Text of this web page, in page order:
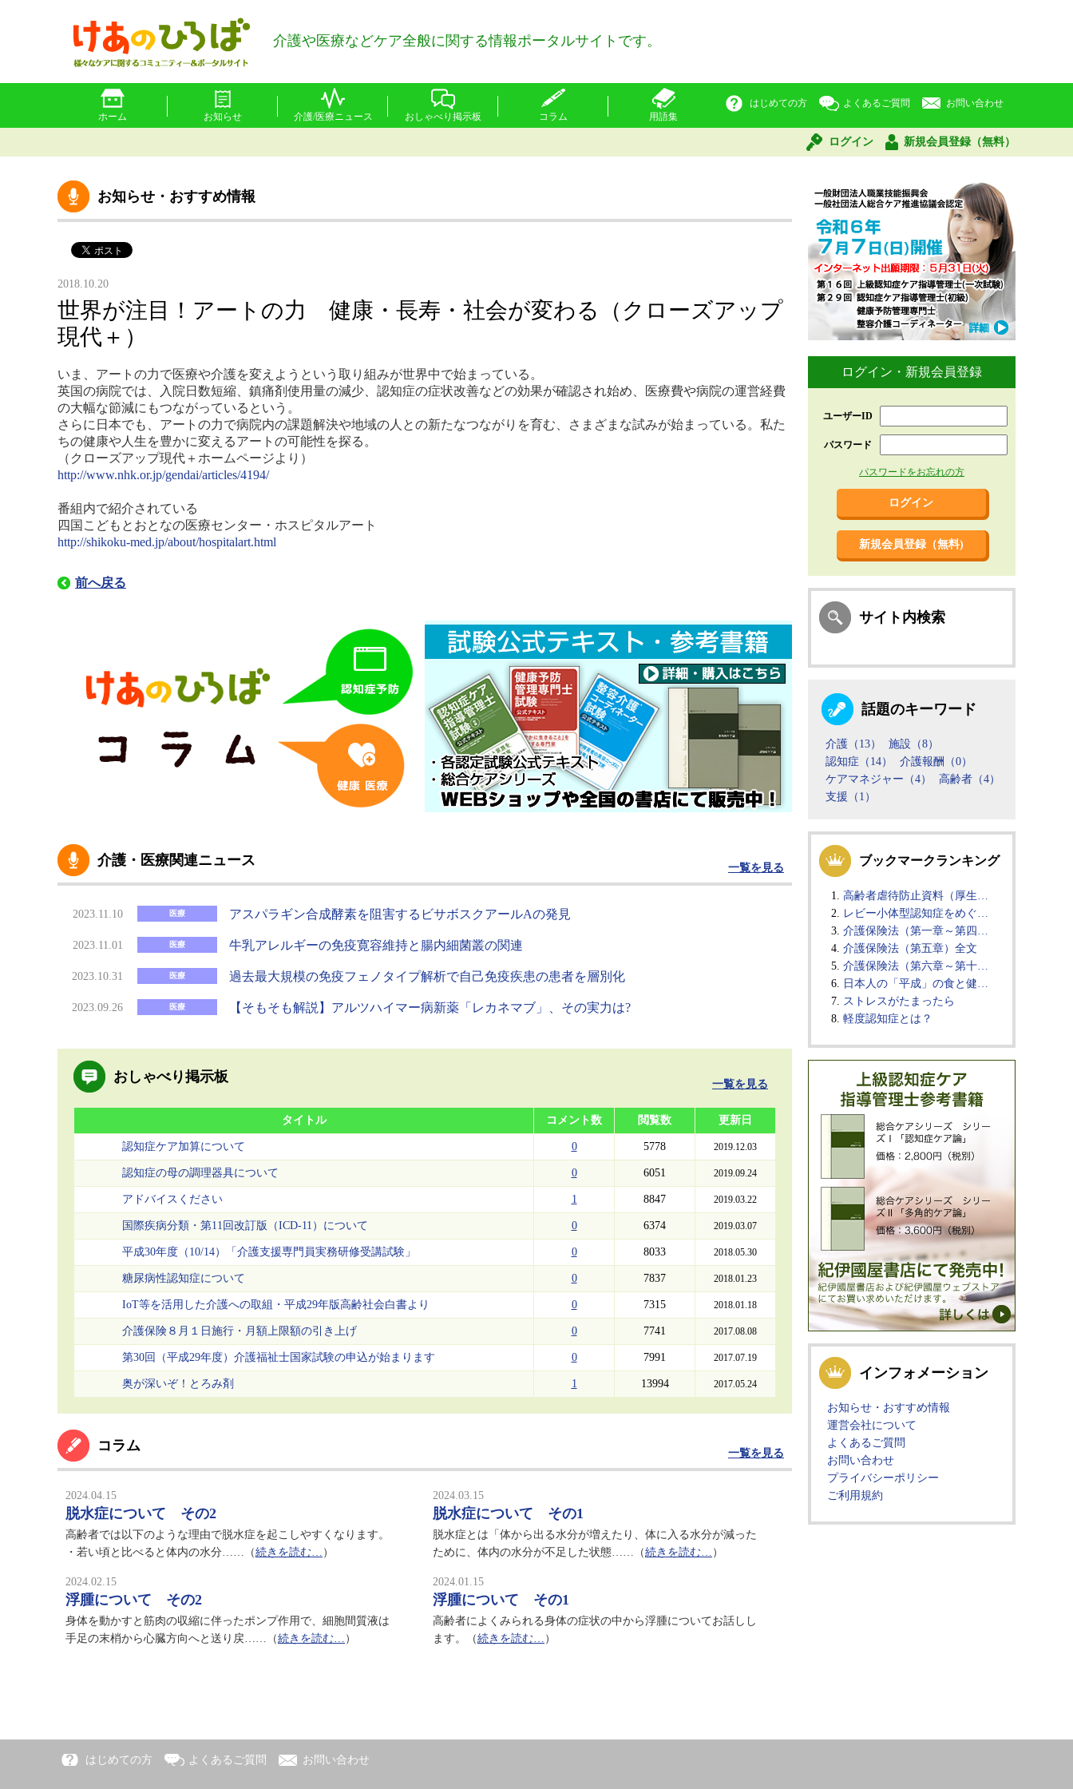
介護や医療などケア全般に関する情報ポータルサイトです。
ホーム お知らせ 介護/医療ニュース おしゃべり掲示板 コラム 用語集
はじめての方 よくあるご質問 お問い合わせ
ログイン 新規会員登録（無料）
お知らせ・おすすめ情報
2018.10.20
世界が注目！アートの力 健康・長寿・社会が変わる（クローズアップ
現代＋）
いま、アートの力で医療や介護を変えようという取り組みが世界中で始まっている。
英国の病院では、入院日数短縮、鎮痛剤使用量の減少、認知症の症状改善などの効果が確認され始め、医療費や病院の運営経費
の大幅な節減にもつながっているという。
さらに日本でも、アートの力で病院内の課題解決や地域の人との新たなつながりを育む、さまざまな試みが始まっている。私た
ちの健康や人生を豊かに変えるアートの可能性を探る。
（クローズアップ現代＋ホームページより）
http://www.nhk.or.jp/gendai/articles/4194/
番組内で紹介されている
四国こどもとおとなの医療センター・ホスピタルアート
http://shikoku-med.jp/about/hospitalart.html
前へ戻る
介護・医療関連ニュース 一覧を見る
2023.11.10 医療 アスパラギン合成酵素を阻害するビサボスクアールAの発見
2023.11.01 医療 牛乳アレルギーの免疫寛容維持と腸内細菌叢の関連
2023.10.31 医療 過去最大規模の免疫フェノタイプ解析で自己免疫疾患の患者を層別化
2023.09.26 医療 【そもそも解説】アルツハイマー病新薬「レカネマブ」、その実力は?
おしゃべり掲示板 一覧を見る
タイトル コメント数 閲覧数 更新日
認知症ケア加算について 0 5778 2019.12.03
認知症の母の調理器具について 0 6051 2019.09.24
アドバイスください 1 8847 2019.03.22
国際疾病分類・第11回改訂版（ICD-11）について 0 6374 2019.03.07
平成30年度（10/14）「介護支援専門員実務研修受講試験」 0 8033 2018.05.30
糖尿病性認知症について 0 7837 2018.01.23
IoT等を活用した介護への取組・平成29年版高齢社会白書より 0 7315 2018.01.18
介護保険８月１日施行・月額上限額の引き上げ 0 7741 2017.08.08
第30回（平成29年度）介護福祉士国家試験の申込が始まります 0 7991 2017.07.19
奥が深いぞ！とろみ剤 1 13994 2017.05.24
コラム 一覧を見る
2024.04.15
脱水症について その2
高齢者では以下のような理由で脱水症を起こしやすくなります。
・若い頃と比べると体内の水分……（続きを読む… ）
2024.03.15
脱水症について その1
脱水症とは「体から出る水分が増えたり、体に入る水分が減った
ために、体内の水分が不足した状態……（続きを読む… ）
2024.02.15
浮腫について その2
身体を動かすと筋肉の収縮に伴ったポンプ作用で、細胞間質液は
手足の末梢から心臓方向へと送り戻……（続きを読む… ）
2024.01.15
浮腫について その1
高齢者によくみられる身体の症状の中から浮腫についてお話しし
ます。（続きを読む… ）
ログイン・新規会員登録
ユーザーID
パスワード
パスワードをお忘れの方
新規会員登録（無料)
サイト内検索
話題のキーワード
介護（13）
施設（8）
認知症（14）
介護報酬（0）
ケアマネジャー（4）
高齢者（4）
支援（1）
ブックマークランキング
高齢者虐待防止資料（厚生…
レビー小体型認知症をめぐ…
介護保険法（第一章～第四…
介護保険法（第五章）全文
介護保険法（第六章～第十…
日本人の「平成」の食と健…
ストレスがたまったら
軽度認知症とは？
インフォメーション
お知らせ・おすすめ情報
運営会社について
よくあるご質問
お問い合わせ
プライバシーポリシー
ご利用規約
はじめての方 よくあるご質問 お問い合わせ